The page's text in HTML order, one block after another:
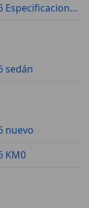
Audi A6 Especificaciones técnicas
sedán
nuevo
KM0